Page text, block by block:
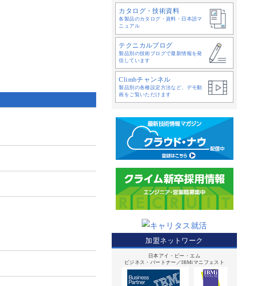
カタログ・技術資料
各製品のカタログ・資料・日本語マ
ニュアル
テクニカルブログ
製品別の技術ブログで最新情報を発
信しています
Climbチャンネル
製品別の各種設定方法など、デモ動
画をご覧いただけます
加盟ネットワーク
日本アイ・ビー・エム
ビジネス・パートナー／IBMiマニフェスト